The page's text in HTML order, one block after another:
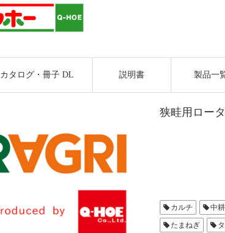
カタログ・冊子 DL 説明書 製品一
狭畦用ロー
カルチ 中
たまねぎ